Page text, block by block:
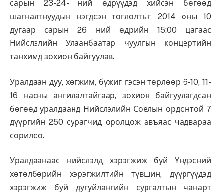
сарын 23-24- ний өдрүүдэд хийсэн бөгөөд
шагналтнуудын нэгдсэн тоглолтыг 2014 оны 10
дугаар сарын 26 ний өдрийн 15:00 цагаас
Нийслэлийн Улаанбаатар чуулгын концертийн
танхимд зохион байгуулав.
Уралдаан дуу, хөгжим, бүжиг гэсэн төрлөөр 6-10, 11-
16 насны ангилалтайгаар, зохион байгуулагдсан
бөгөөд уралдаанд Нийслэлийн Соёлын ордонтой 7
дүүргийн 250 сурагчид оролцож авъяас чадвараа
сорилоо.
Уралдаанаас нийслэлд хэрэгжиж буй Үндэсний
хөтөлбөрийн хэрэгжилтийн түвшин, дүүргүүдэд
хэрэгжиж буй дугуйлангийн сургалтын чанарт